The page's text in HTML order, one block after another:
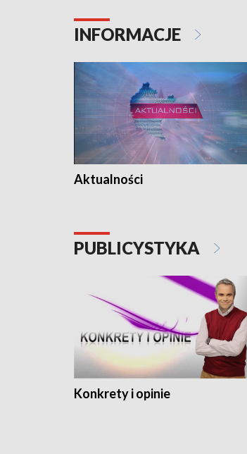
INFORMACJE
Aktualności
PUBLICYSTYKA
Konkrety i opinie